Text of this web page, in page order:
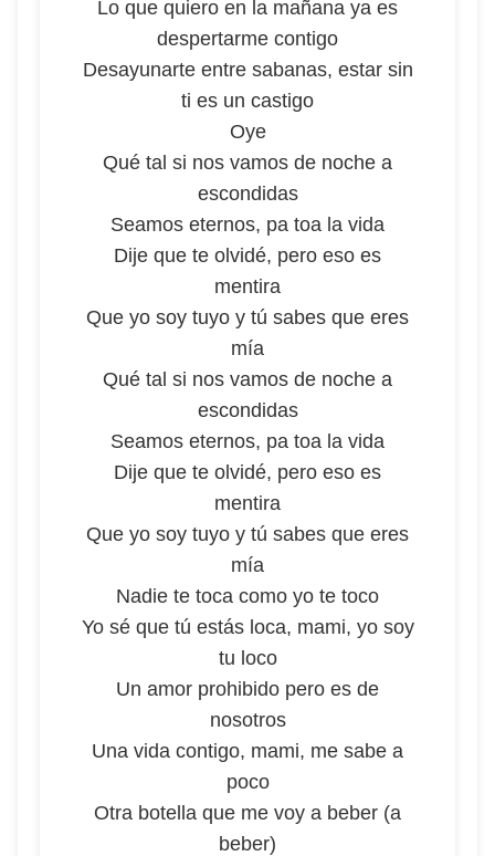
Lo que quiero en la mañana ya es
despertarme contigo
Desayunarte entre sabanas, estar sin
ti es un castigo
Oye
Qué tal si nos vamos de noche a
escondidas
Seamos eternos, pa toa la vida
Dije que te olvidé, pero eso es
mentira
Que yo soy tuyo y tú sabes que eres
mía
Qué tal si nos vamos de noche a
escondidas
Seamos eternos, pa toa la vida
Dije que te olvidé, pero eso es
mentira
Que yo soy tuyo y tú sabes que eres
mía
Nadie te toca como yo te toco
Yo sé que tú estás loca, mami, yo soy
tu loco
Un amor prohibido pero es de
nosotros
Una vida contigo, mami, me sabe a
poco
Otra botella que me voy a beber (a
beber)